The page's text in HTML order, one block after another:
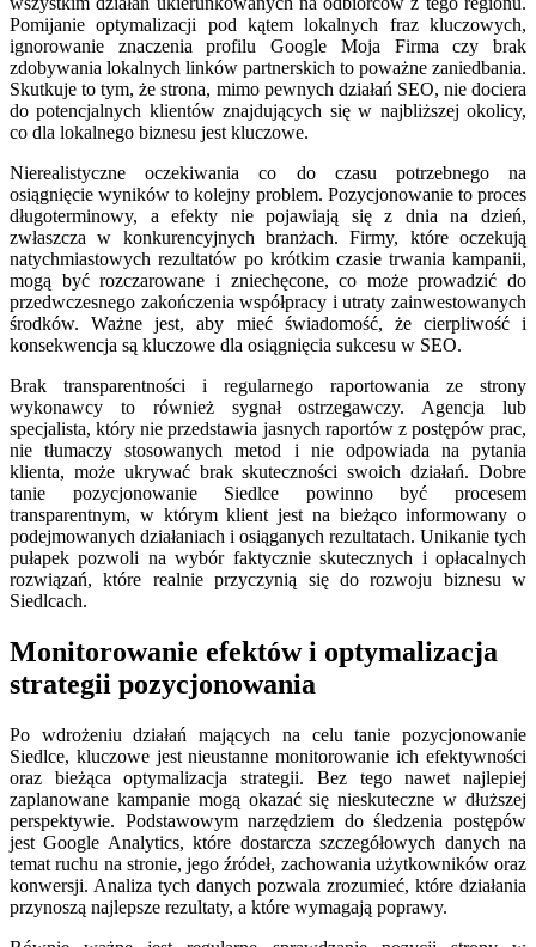
Pomijanie optymalizacji pod kątem lokalnych fraz kluczowych,
ignorowanie znaczenia profilu Google Moja Firma czy brak
zdobywania lokalnych linków partnerskich to poważne zaniedbania.
Skutkuje to tym, że strona, mimo pewnych działań SEO, nie dociera
do potencjalnych klientów znajdujących się w najbliższej okolicy,
co dla lokalnego biznesu jest kluczowe.
Nierealistyczne oczekiwania co do czasu potrzebnego na
osiągnięcie wyników to kolejny problem. Pozycjonowanie to proces
długoterminowy, a efekty nie pojawiają się z dnia na dzień,
zwłaszcza w konkurencyjnych branżach. Firmy, które oczekują
natychmiastowych rezultatów po krótkim czasie trwania kampanii,
mogą być rozczarowane i zniechęcone, co może prowadzić do
przedwczesnego zakończenia współpracy i utraty zainwestowanych
środków. Ważne jest, aby mieć świadomość, że cierpliwość i
konsekwencja są kluczowe dla osiągnięcia sukcesu w SEO.
Brak transparentności i regularnego raportowania ze strony
wykonawcy to również sygnał ostrzegawczy. Agencja lub
specjalista, który nie przedstawia jasnych raportów z postępów prac,
nie tłumaczy stosowanych metod i nie odpowiada na pytania
klienta, może ukrywać brak skuteczności swoich działań. Dobre
tanie pozycjonowanie Siedlce powinno być procesem
transparentnym, w którym klient jest na bieżąco informowany o
podejmowanych działaniach i osiąganych rezultatach. Unikanie tych
pułapek pozwoli na wybór faktycznie skutecznych i opłacalnych
rozwiązań, które realnie przyczynią się do rozwoju biznesu w
Siedlcach.
Monitorowanie efektów i optymalizacja
strategii pozycjonowania
Po wdrożeniu działań mających na celu tanie pozycjonowanie
Siedlce, kluczowe jest nieustanne monitorowanie ich efektywności
oraz bieżąca optymalizacja strategii. Bez tego nawet najlepiej
zaplanowane kampanie mogą okazać się nieskuteczne w dłuższej
perspektywie. Podstawowym narzędziem do śledzenia postępów
jest Google Analytics, które dostarcza szczegółowych danych na
temat ruchu na stronie, jego źródeł, zachowania użytkowników oraz
konwersji. Analiza tych danych pozwala zrozumieć, które działania
przynoszą najlepsze rezultaty, a które wymagają poprawy.